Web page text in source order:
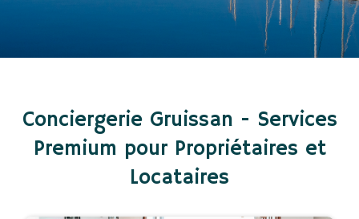
Conciergerie Gruissan - Services
Premium pour Propriétaires et
Locataires